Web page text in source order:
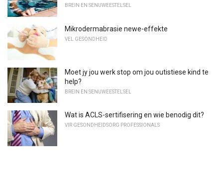
BREIN EN SENUWEESTELSEL
Mikrodermabrasie newe-effekte
VEL GESONDHEID
Moet jy jou werk stop om jou outistiese kind te
help?
BREIN EN SENUWEESTELSEL
Wat is ACLS-sertifisering en wie benodig dit?
VIR GESONDHEIDSORG PROFESSIONALS